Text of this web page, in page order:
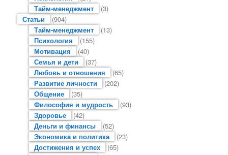
Тайм-менеджмент
(3)
Статьи
(904)
Тайм-менеджмент
(13)
Психология
(155)
Мотивация
(40)
Семья и дети
(37)
Любовь и отношения
(65)
Развитие личности
(202)
Общение
(35)
Философия и мудрость
(93)
Здоровье
(42)
Деньги и финансы
(52)
Экономика и политика
(23)
Достижения и успех
(65)